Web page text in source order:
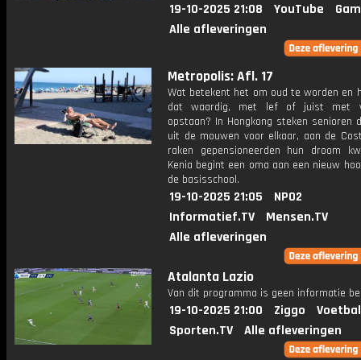
19-10-2025 21:08 YouTube
Alle afleveringen
Metropolis: Afl. 17
Wat betekent het om oud te worden en
dat waardig, met lef of juist met
opstaan? In Hongkong steken senioren
uit de mouwen voor elkaar, aan de
raken gepensioneerden hun droom
Kenia begint een oma aan een nieuw
de basisschool.
19-10-2025 21:05
NPO2
Informatief.TV
Mensen.TV
Alle afleveringen
Atalanta Lazio
Van dit programma is geen informatie
19-10-2025 21:00 Ziggo
Sporten.TV
Alle afleveringen